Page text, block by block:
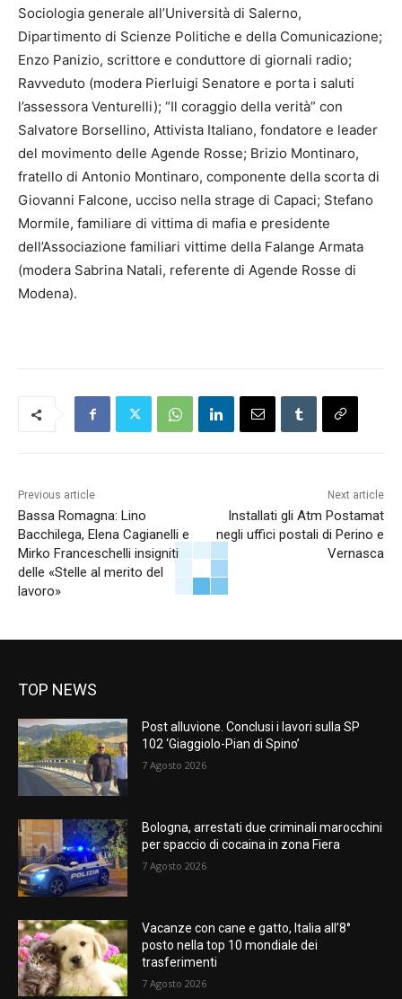
Sociologia generale all’Università di Salerno,
Dipartimento di Scienze Politiche e della Comunicazione;
Enzo Panizio, scrittore e conduttore di giornali radio;
Ravveduto (modera Pierluigi Senatore e porta i saluti
l’assessora Venturelli); “Il coraggio della verità” con
Salvatore Borsellino, Attivista Italiano, fondatore e leader
del movimento delle Agende Rosse; Brizio Montinaro,
fratello di Antonio Montinaro, componente della scorta di
Giovanni Falcone, ucciso nella strage di Capaci; Stefano
Mormile, familiare di vittima di mafia e presidente
dell’Associazione familiari vittime della Falange Armata
(modera Sabrina Natali, referente di Agende Rosse di
Modena).
Previous article
Bassa Romagna: Lino
Bacchilega, Elena Cagianelli e
Mirko Franceschelli insigniti
delle «Stelle al merito del
lavoro»
Next article
Installati gli Atm Postamat
negli uffici postali di Perino e
Vernasca
TOP NEWS
Post alluvione. Conclusi i lavori sulla SP
102 ‘Giaggiolo-Pian di Spino’
7 Agosto 2026
Bologna, arrestati due criminali marocchini
per spaccio di cocaina in zona Fiera
7 Agosto 2026
Vacanze con cane e gatto, Italia all’8°
posto nella top 10 mondiale dei
trasferimenti
7 Agosto 2026